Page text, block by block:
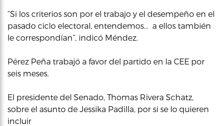
“Si los criterios son por el trabajo y el desempeño en el
pasado ciclo electoral, entendemos… a ellos también
le correspondían”, indicó Méndez.
Pérez Peña trabajó a favor del partido en la CEE por
seis meses.
El presidente del Senado, Thomas Rivera Schatz,
sobre el asunto de Jessika Padilla, por si se lo quieren
incluir